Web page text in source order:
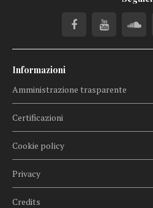
Informazioni
Amministrazione trasparente
Certificazioni
Cookie policy
Privacy
Credits